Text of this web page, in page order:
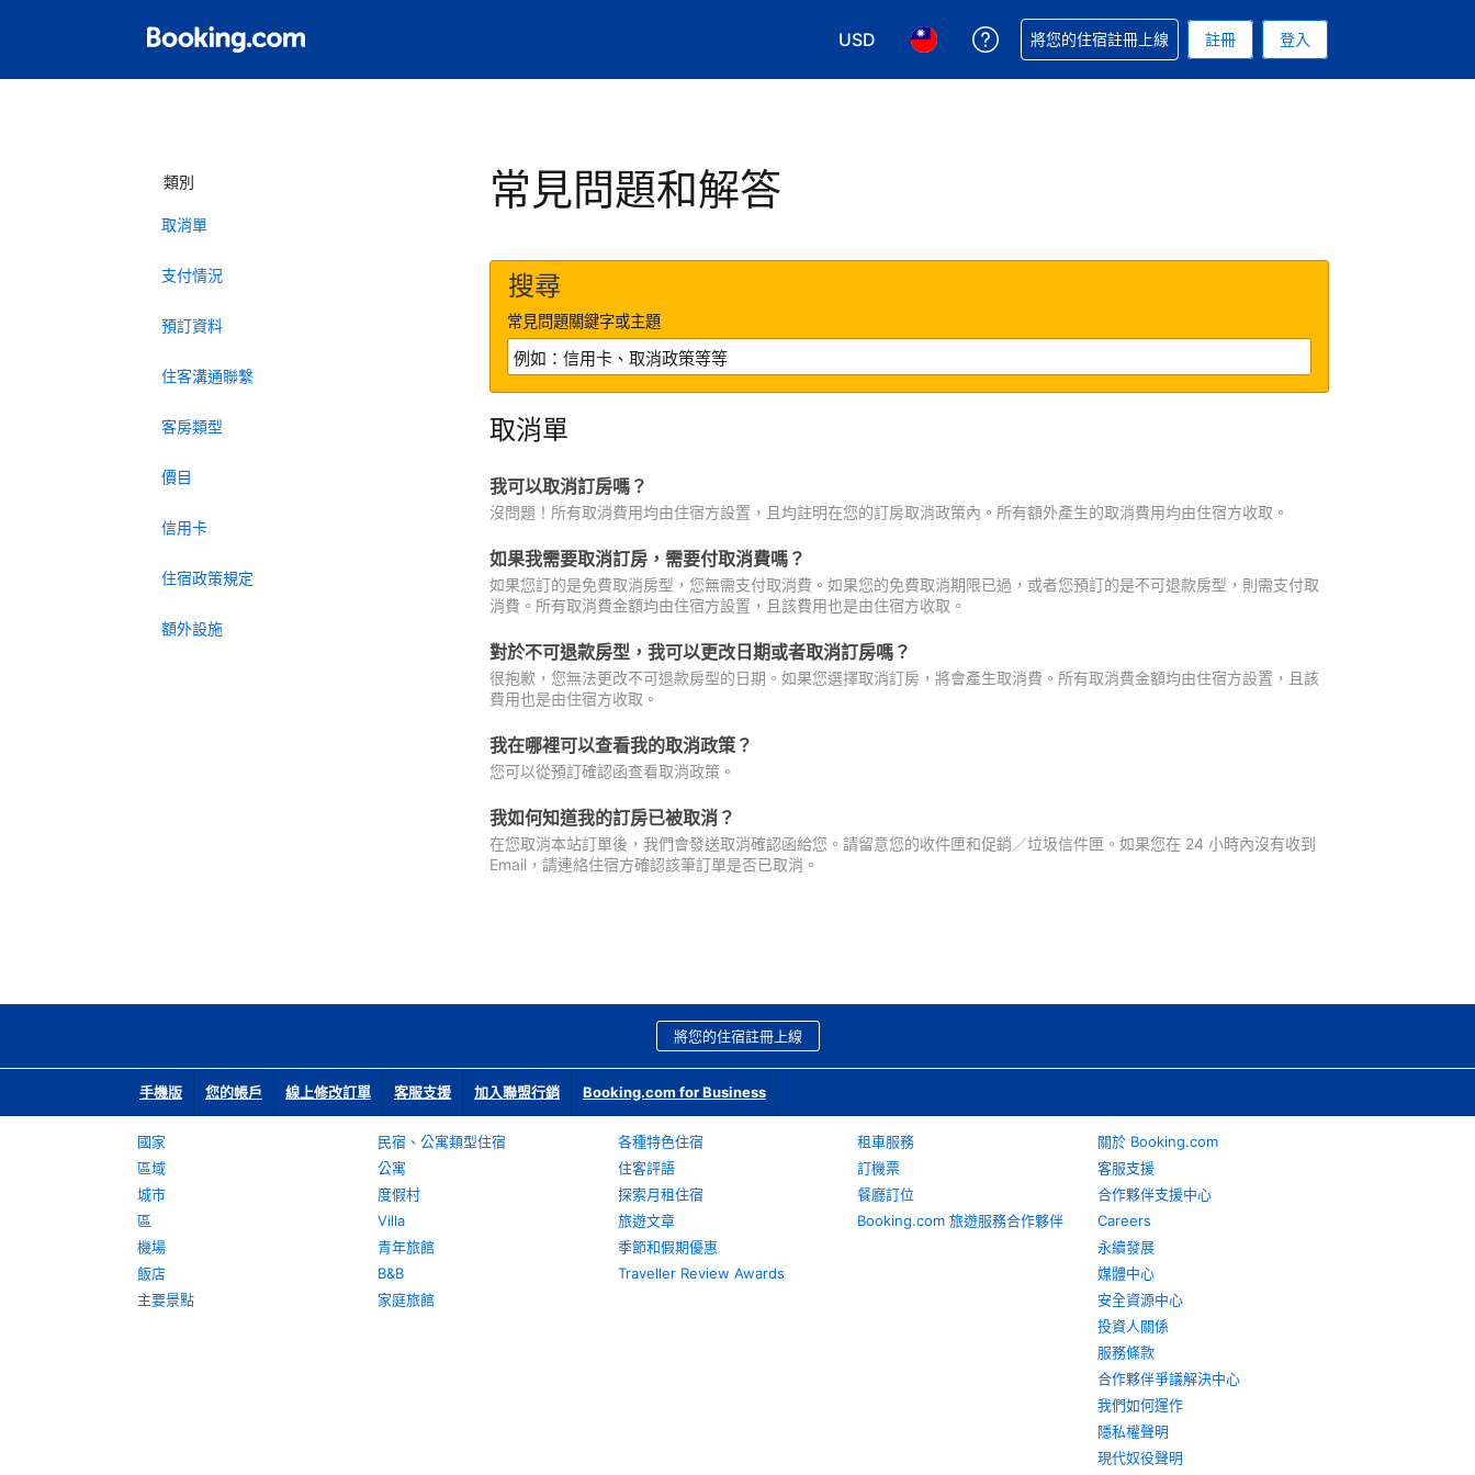
USD
選擇您使用的幣別. 您現在所使用的幣別為美元
選擇您使用的語言. 您目前所選的語言是繁體中文
取得訂單相關協助
將您的住宿註冊上線 註冊 登入
類別
取消單
支付情況
預訂資料
住客溝通聯繫
客房類型
價目
信用卡
住宿政策規定
額外設施
常見問題和解答
搜尋
常見問題關鍵字或主題
取消單
我可以取消訂房嗎？
沒問題！所有取消費用均由住宿方設置，且均註明在您的訂房取消政策內。所有額外產生的取消費用均由住宿方收取。
如果我需要取消訂房，需要付取消費嗎？
如果您訂的是免費取消房型，您無需支付取消費。如果您的免費取消期限已過，或者您預訂的是不可退款房型，則需支付取
消費。所有取消費金額均由住宿方設置，且該費用也是由住宿方收取。
對於不可退款房型，我可以更改日期或者取消訂房嗎？
很抱歉，您無法更改不可退款房型的日期。如果您選擇取消訂房，將會產生取消費。所有取消費金額均由住宿方設置，且該
費用也是由住宿方收取。
我在哪裡可以查看我的取消政策？
您可以從預訂確認函查看取消政策。
我如何知道我的訂房已被取消？
在您取消本站訂單後，我們會發送取消確認函給您。請留意您的收件匣和促銷／垃圾信件匣。如果您在 24 小時內沒有收到
Email，請連絡住宿方確認該筆訂單是否已取消。
將您的住宿註冊上線
手機版 您的帳戶 線上修改訂單 客服支援 加入聯盟行銷 Booking.com for Business
國家
區域
城市
區
機場
飯店
主要景點
民宿、公寓類型住宿
公寓
度假村
Villa
青年旅館
B&B
家庭旅館
各種特色住宿
住客評語
探索月租住宿
旅遊文章
季節和假期優惠
Traveller Review Awards
租車服務
訂機票
餐廳訂位
Booking.com 旅遊服務合作夥伴
關於 Booking.com
客服支援
合作夥伴支援中心
Careers
永續發展
媒體中心
安全資源中心
投資人關係
服務條款
合作夥伴爭議解決中心
我們如何運作
隱私權聲明
現代奴役聲明